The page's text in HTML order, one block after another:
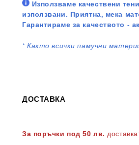
Използваме качествени
използвани. Приятна, мека
Гарантираме за качеството -
*Както всички памучни
ДОСТАВКА
За поръчки под 50 лв.